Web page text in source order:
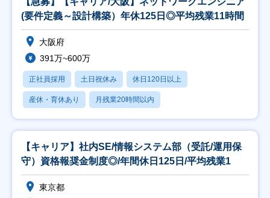
(要件定義～設計構築）年休125日◎平均残業11時間
大阪府
391万~600万
正社員採用 土日祝休み 休日120日以上
産休・育休あり 月残業20時間以内
【キャリア】社内SE/情報システム部（受託/運用保
守）資格報奨金制度◎/年間休日125日/平均残業1
東京都